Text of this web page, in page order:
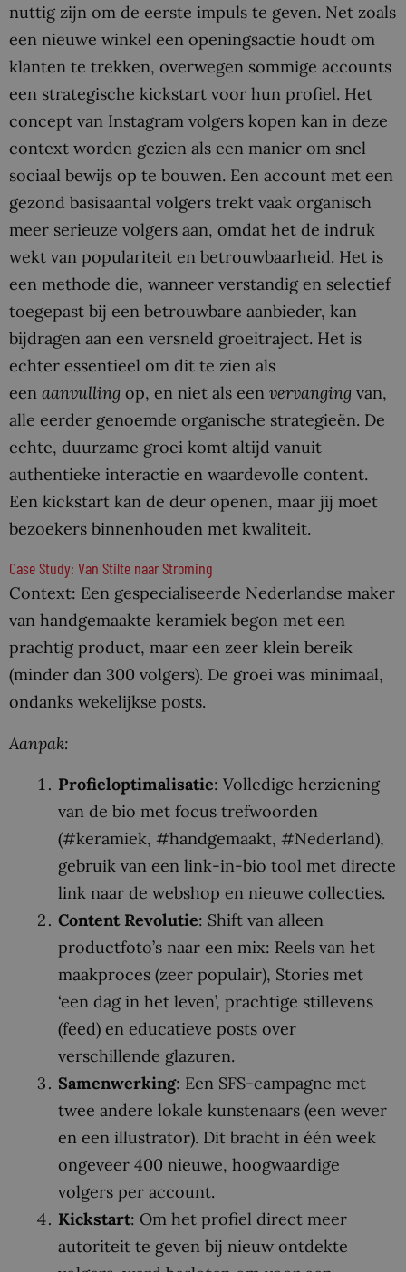
nuttig zijn om de eerste impuls te geven. Net zoals
een nieuwe winkel een openingsactie houdt om
klanten te trekken, overwegen sommige accounts
een strategische kickstart voor hun profiel. Het
concept van Instagram volgers kopen kan in deze
context worden gezien als een manier om snel
sociaal bewijs op te bouwen. Een account met een
gezond basisaantal volgers trekt vaak organisch
meer serieuze volgers aan, omdat het de indruk
wekt van populariteit en betrouwbaarheid. Het is
een methode die, wanneer verstandig en selectief
toegepast bij een betrouwbare aanbieder, kan
bijdragen aan een versneld groeitraject. Het is
echter essentieel om dit te zien als
een aanvulling op, en niet als een vervanging van,
alle eerder genoemde organische strategieën. De
echte, duurzame groei komt altijd vanuit
authentieke interactie en waardevolle content.
Een kickstart kan de deur openen, maar jij moet
bezoekers binnenhouden met kwaliteit.
Case Study: Van Stilte naar Stroming
Context: Een gespecialiseerde Nederlandse maker
van handgemaakte keramiek begon met een
prachtig product, maar een zeer klein bereik
(minder dan 300 volgers). De groei was minimaal,
ondanks wekelijkse posts.
Aanpak:
Profieloptimalisatie: Volledige herziening
van de bio met focus trefwoorden
(#keramiek, #handgemaakt, #Nederland),
gebruik van een link-in-bio tool met directe
link naar de webshop en nieuwe collecties.
Content Revolutie: Shift van alleen
productfoto’s naar een mix: Reels van het
maakproces (zeer populair), Stories met
‘een dag in het leven’, prachtige stillevens
(feed) en educatieve posts over
verschillende glazuren.
Samenwerking: Een SFS-campagne met
twee andere lokale kunstenaars (een wever
en een illustrator). Dit bracht in één week
ongeveer 400 nieuwe, hoogwaardige
volgers per account.
Kickstart: Om het profiel direct meer
autoriteit te geven bij nieuw ontdekte